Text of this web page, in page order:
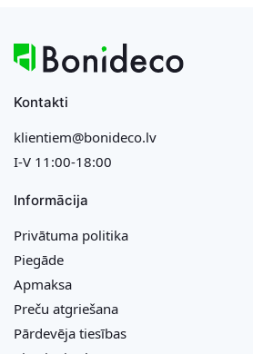
Kontakti
klientiem@bonideco.lv
I-V 11:00-18:00
Informācija
Privātuma politika
Piegāde
Apmaksa
Preču atgriešana
Pārdevēja tiesības